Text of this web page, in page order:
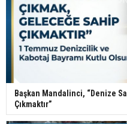
Başkan Mandalinci, “Denize
Çıkmaktır”